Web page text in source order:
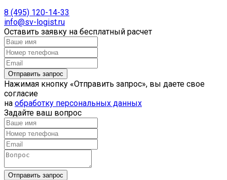
8 (495) 120-14-33
info@sv-logist.ru
Оставить заявку на бесплатный расчет
Нажимая кнопку «Отправить запрос», вы даете свое
согласие
на обработку персональных данных
Задайте ваш вопрос